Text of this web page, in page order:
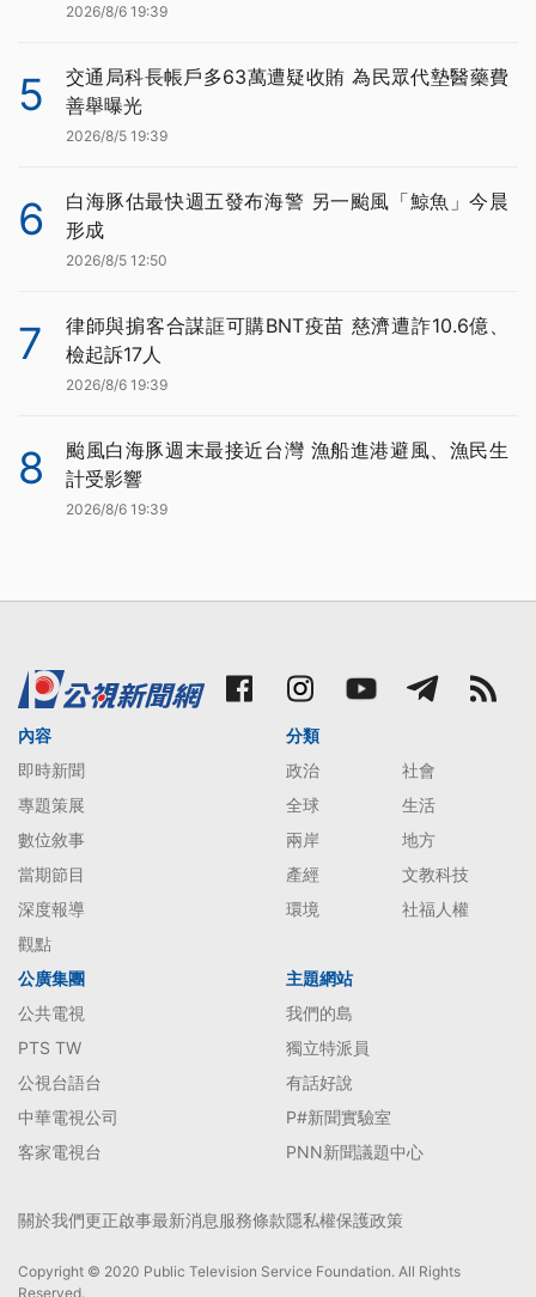
2026/8/6 19:39
5
交通局科長帳戶多63萬遭疑收賄 為民眾代墊醫藥費
善舉曝光
2026/8/5 19:39
6
白海豚估最快週五發布海警 另一颱風「鯨魚」今晨
形成
2026/8/5 12:50
7
律師與掮客合謀誆可購BNT疫苗 慈濟遭詐10.6億、
檢起訴17人
2026/8/6 19:39
8
颱風白海豚週末最接近台灣 漁船進港避風、漁民生
計受影響
2026/8/6 19:39
內容
即時新聞
專題策展
數位敘事
當期節目
深度報導
觀點
分類
政治
社會
全球
生活
兩岸
地方
產經
文教科技
環境
社福人權
公廣集團
公共電視
PTS TW
公視台語台
中華電視公司
客家電視台
主題網站
我們的島
獨立特派員
有話好說
P#新聞實驗室
PNN新聞議題中心
關於我們更正啟事最新消息服務條款隱私權保護政策
Copyright © 2020 Public Television Service Foundation. All Rights
Reserved.